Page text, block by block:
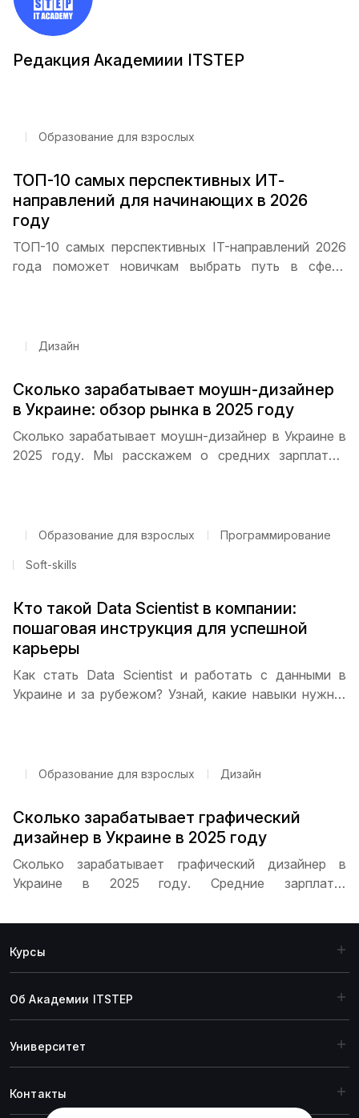
Редакция Академиии ITSTEP
Образование для взрослых
ТОП-10 самых перспективных ИТ-
направлений для начинающих в 2026
году
ТОП-10 самых перспективных IT-направлений 2026
года поможет новичкам выбрать путь в сфере
как начать карьеру с нуля
Дизайн
Сколько зарабатывает моушн-дизайнер
в Украине: обзор рынка в 2025 году
Сколько зарабатывает моушн-дизайнер в Украине в
2025 году. Мы расскажем о средних зарплатах,
Образование для взрослых Программирование
Soft-skills
Кто такой Data Scientist в компании:
пошаговая инструкция для успешной
карьеры
Как стать Data Scientist и работать с данными в
Украине и за рубежом? Узнай, какие навыки нужны,
Образование для взрослых Дизайн
Сколько зарабатывает графический
дизайнер в Украине в 2025 году
Сколько зарабатывает графический дизайнер в
Украине в 2025 году. Средние зарплаты,
доходы, перспективы карьерного роста и
разных уровней
Курсы
Об Академии ITSTEP
Университет
Контакты